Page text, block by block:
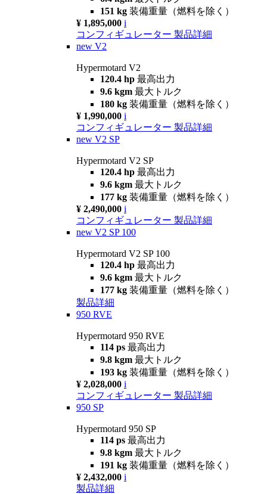
151 kg 装備重量（燃料を除く）
¥ 1,895,000 i
コンフィギュレーター 製品詳細
new V2
Hypermotard V2
120.4 hp 最高出力
9.6 kgm 最大トルク
180 kg 装備重量（燃料を除く）
¥ 1,990,000 i
コンフィギュレーター 製品詳細
new V2 SP
Hypermotard V2 SP
120.4 hp 最高出力
9.6 kgm 最大トルク
177 kg 装備重量（燃料を除く）
¥ 2,490,000 i
コンフィギュレーター 製品詳細
new V2 SP 100
Hypermotard V2 SP 100
120.4 hp 最高出力
9.6 kgm 最大トルク
177 kg 装備重量（燃料を除く）
製品詳細
950 RVE
Hypermotard 950 RVE
114 ps 最高出力
9.8 kgm 最大トルク
193 kg 装備重量（燃料を除く）
¥ 2,028,000 i
コンフィギュレーター 製品詳細
950 SP
Hypermotard 950 SP
114 ps 最高出力
9.8 kgm 最大トルク
191 kg 装備重量（燃料を除く）
¥ 2,432,000 i
製品詳細